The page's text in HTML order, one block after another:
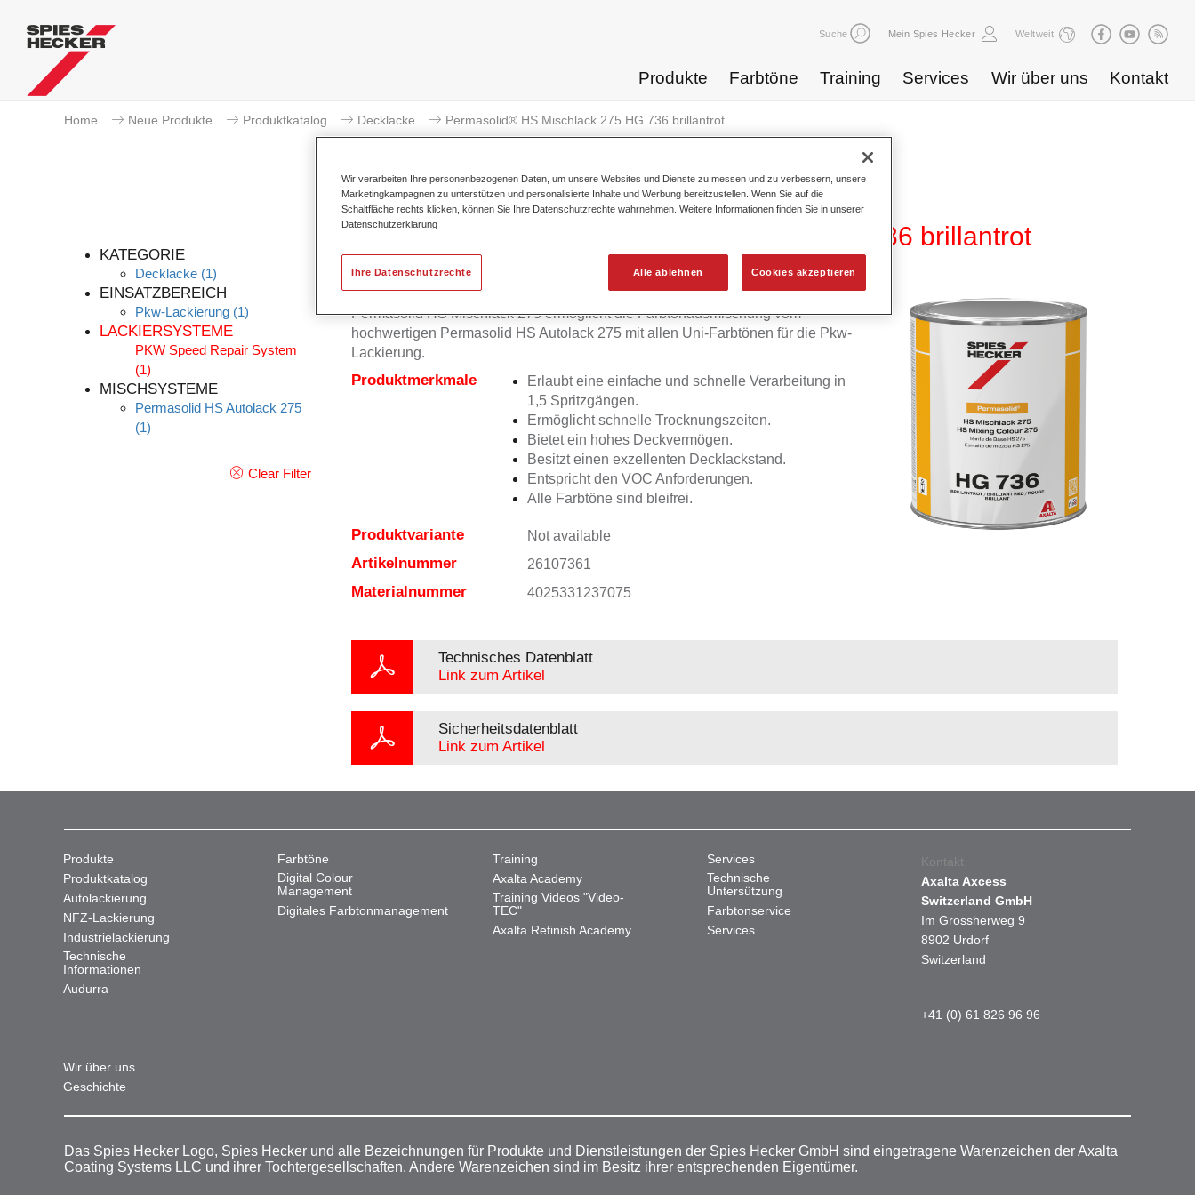
Suche Mein Spies Hecker Weltweit
Produkte Farbtöne Training Services Wir über uns Kontakt
Home Neue Produkte Produktkatalog Decklacke Permasolid® HS Mischlack 275 HG 736 brillantrot
KATEGORIE
Decklacke (1)
EINSATZBEREICH
Pkw-Lackierung (1)
LACKIERSYSTEME
PKW Speed Repair System
(1)
MISCHSYSTEME
Permasolid HS Autolack 275
(1)
Clear Filter
Permasolid® HS Mischlack 275 HG 736 brillantrot
Permasolid HS Mischlack 275 ermöglicht die Farbtonausmischung vom
hochwertigen Permasolid HS Autolack 275 mit allen Uni-Farbtönen für die Pkw-
Lackierung.
Produktmerkmale
Erlaubt eine einfache und schnelle Verarbeitung in
1,5 Spritzgängen.
Ermöglicht schnelle Trocknungszeiten.
Bietet ein hohes Deckvermögen.
Besitzt einen exzellenten Decklackstand.
Entspricht den VOC Anforderungen.
Alle Farbtöne sind bleifrei.
Produktvariante Not available
Artikelnummer 26107361
Materialnummer 4025331237075
Technisches Datenblatt
Link zum Artikel
Sicherheitsdatenblatt
Link zum Artikel
Produkte
Produktkatalog
Autolackierung
NFZ-Lackierung
Industrielackierung
Technische
Informationen
Audurra
Farbtöne
Digital Colour
Management
Digitales Farbtonmanagement
Training
Axalta Academy
Training Videos "Video-
TEC"
Axalta Refinish Academy
Services
Technische
Untersützung
Farbtonservice
Services
Wir über uns
Geschichte
Kontakt
Axalta Axcess
Switzerland GmbH
Im Grossherweg 9
8902 Urdorf
Switzerland
+41 (0) 61 826 96 96
Das Spies Hecker Logo, Spies Hecker und alle Bezeichnungen für Produkte und Dienstleistungen der Spies Hecker GmbH sind eingetragene Warenzeichen der Axalta
Coating Systems LLC und ihrer Tochtergesellschaften. Andere Warenzeichen sind im Besitz ihrer entsprechenden Eigentümer.
Wir verarbeiten Ihre personenbezogenen Daten, um unsere Websites und Dienste zu messen und zu verbessern, unsere
Marketingkampagnen zu unterstützen und personalisierte Inhalte und Werbung bereitzustellen. Wenn Sie auf die
Schaltfläche rechts klicken, können Sie Ihre Datenschutzrechte wahrnehmen. Weitere Informationen finden Sie in unserer
Datenschutzerklärung
Alle ablehnen Cookies akzeptieren
Ihre Datenschutzrechte